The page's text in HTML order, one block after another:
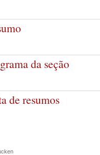
da seção
de resumos